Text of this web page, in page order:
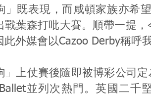
」既表現，而咸頓家族亦希
戰葉森打吡大賽。順帶一提
此外媒會以Cazoo Derby稱呼
」上仗賽後隨即被博彩公司
並列次熱門。英國二千